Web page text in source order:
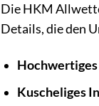
Die HKM
Details, die den
Kuscheliges